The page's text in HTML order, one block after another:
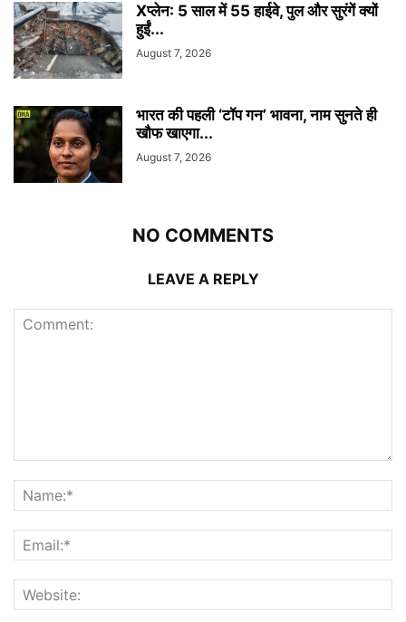
Xप्लेन: 5 साल में 55 हाईवे, पुल और सुरंगें क्यों
हुईं...
August 7, 2026
भारत की पहली ‘टॉप गन’ भावना, नाम सुनते ही
खौफ खाएगा...
August 7, 2026
NO COMMENTS
LEAVE A REPLY